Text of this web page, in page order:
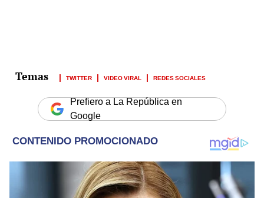
TWITTER VIDEO VIRAL REDES SOCIALES
Prefiero a La República en
Google